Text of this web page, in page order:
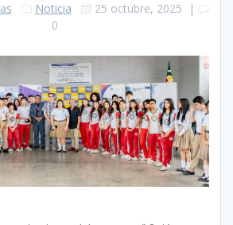
Noticia 25 octubre, 2025 |
0